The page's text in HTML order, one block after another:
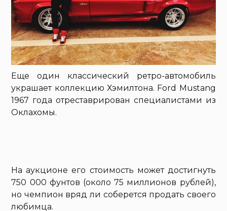
Еще один классический ретро-автомобиль
украшает коллекцию Хэмилтона. Ford Mustang
1967 года отреставрирован специалистами из
Оклахомы.
На аукционе его стоимость может достигнуть
750 000 фунтов (около 75 миллионов рублей),
но чемпион вряд ли соберется продать своего
любимца.